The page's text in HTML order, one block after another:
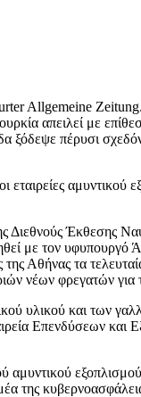
Allgemeine
απειλεί με
πέρυσι
αμυντικού
Διεθνούς Έκθεσης
με τον
Αθήνας τα
νέων φρεγατών για
υλικού και
Επενδύσεων
της